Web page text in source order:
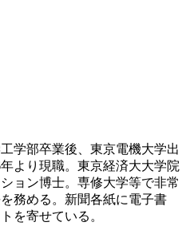
学部卒業後、東京電機大学出
より現職。東京経済大大学院
ョン博士。専修大学等で非常
務める。新聞各紙に電子書
を寄せている。